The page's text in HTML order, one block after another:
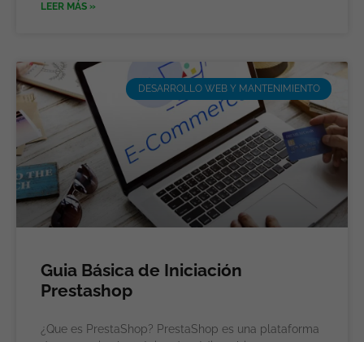
LEER MÁS »
DESARROLLO WEB Y MANTENIMIENTO
Guia Básica de Iniciación
Prestashop
¿Que es PrestaShop? PrestaShop es una plataforma